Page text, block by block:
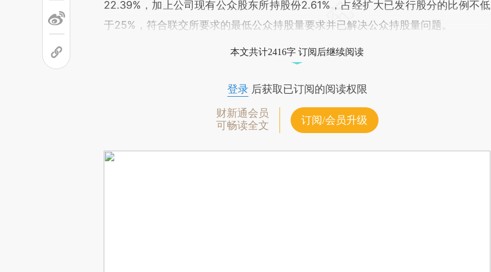
22.39%，加上公司现有公众股东所持股份2.61%，占经扩大已发行股分的比例不低
于25%，符合联交所要求的最低公众持股量要求并已解决公众持股量问题。
本文共计2416字 订阅后继续阅读
登录后获取已订阅的阅读权限
财新通会员
可畅读全文
订阅/会员升级